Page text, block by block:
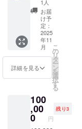
ン、
鉄、カ
リウ
ム、カ
ルシウ
ム、亜
鉛、
ロム、
セレ
ンガン
(全てシ
ナモ
ン、生
ビタミ
ンC、ビ
タミン
D、ビタ
ミンE、
ナイア
テン
酸、葉
ン、ビ
タミン
K、モリ
ブデ
む）、
ココ
ナッ
ツ、チ
アシー
ド、ポ
ピー
ド、抹
茶、
ミンA、
ビタミ
ンB1、
所に保
管) 【原
材料 フ
レー
バーに
関わら
ず使用
してい
る原材
カオマ
ス (ガー
ナ製
の参
加）
名称）
チョコ
レート
内容
量）
50g×5
250g 賞
限）1年
保管）
常温(高
温多湿
特別
パッ
ケージ
セット
(andew
タブ
レット
10枚入
り) 代表
の対談
代表中
村のサ
イン入
1人
お届
け予
定：
2025
年11
月
詳細を見る
こ
の
リ
タ
ー
ン
を
選
択
す
る
100
,00
0 円
残り3